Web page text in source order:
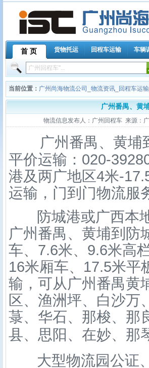
首 页 货物托运 回程车运输 车辆
当前位置： 广州尚海物流公司 物流资讯 回程车运输
广州番禺、黄
物流信息发布人：广州回程车 来源：
广州番禺、黄埔
平价运输： 020-
港及两广地区4米-
运输，门到门物流服
防城港或广西本
广州番禺、黄埔到 防
车、 7.6米、 9.6米高
16米厢车、 17.5米平
输，可从广州番禺黄
区、渔洲坪、白沙万
菉、华石、那梭、那
县、思阳、在妙、那
大型物流园公证